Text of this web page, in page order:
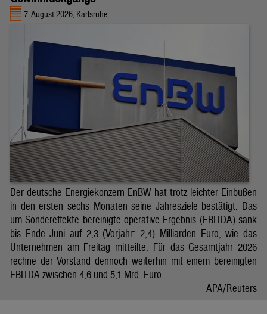
7. August 2026, Karlsruhe
Der deutsche Energiekonzern EnBW hat trotz leichter Einbußen
in den ersten sechs Monaten seine Jahresziele bestätigt. Das
um Sondereffekte bereinigte operative Ergebnis (EBITDA) sank
bis Ende Juni auf 2,3 (Vorjahr: 2,4) Milliarden Euro, wie das
Unternehmen am Freitag mitteilte. Für das Gesamtjahr 2026
rechne der Vorstand dennoch weiterhin mit einem bereinigten
EBITDA zwischen 4,6 und 5,1 Mrd. Euro.
APA/Reuters